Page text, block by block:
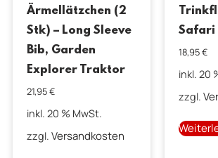
Ärmellätzchen (2
Stk) – Long Sleeve
Bib, Garden
Explorer Traktor
21,95€
inkl. 20 % MwSt.
zzgl. Versandkosten
Safari
18,95€
inkl. 20
zzgl.